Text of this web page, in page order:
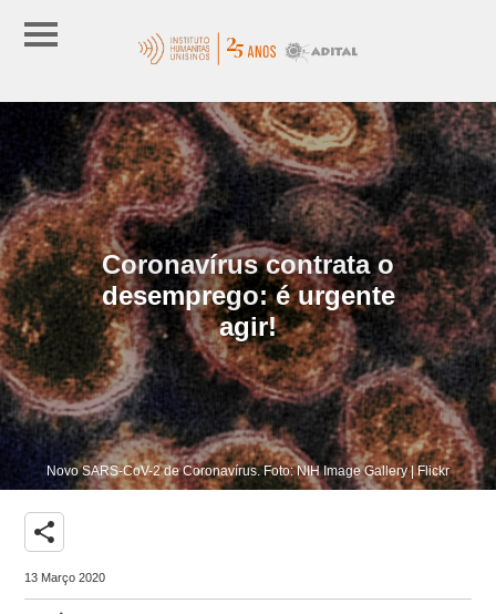
Coronavírus contrata o
desemprego: é urgente
agir!
Novo SARS-CoV-2 de Coronavírus. Foto: NIH Image Gallery | Flickr
share
13 Março 2020